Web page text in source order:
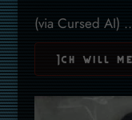
(via Cursed AI)
Ich will